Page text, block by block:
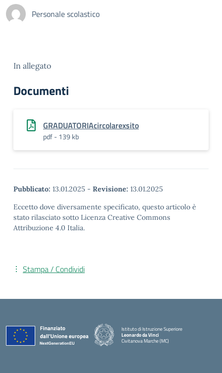
Personale scolastico
In allegato
Documenti
GRADUATORIAcircolarexsito
pdf - 139 kb
Pubblicato: 13.01.2025 - Revisione: 13.01.2025
Eccetto dove diversamente specificato, questo articolo è
stato rilasciato sotto Licenza Creative Commons
Attribuzione 4.0 Italia.
Stampa / Condividi
Istituto di Istruzione Superiore
Leonardo da Vinci
Civitanova Marche (MC)